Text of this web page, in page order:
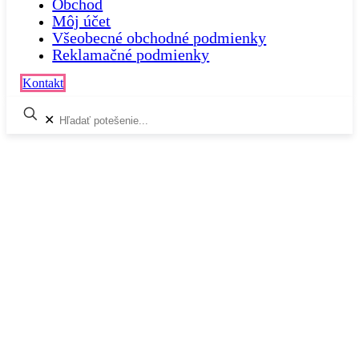
Obchod
Môj účet
Všeobecné obchodné podmienky
Reklamačné podmienky
Kontakt
✕